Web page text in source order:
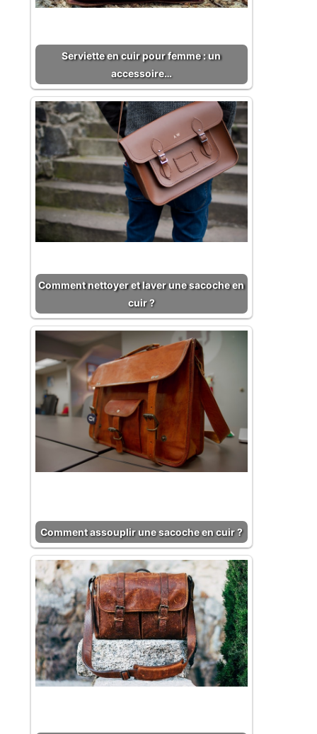
Serviette en cuir pour femme : un
accessoire…
Comment nettoyer et laver une sacoche en
cuir ?
Comment assouplir une sacoche en cuir ?